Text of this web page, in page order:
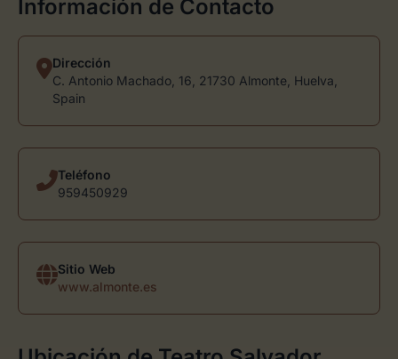
Información de Contacto
Dirección
C. Antonio Machado, 16, 21730 Almonte, Huelva,
Spain
Teléfono
959450929
Sitio Web
www.almonte.es